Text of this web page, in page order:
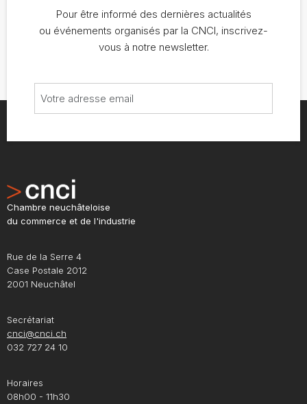
Pour être informé des dernières actualités
ou événements organisés par la CNCI, inscrivez-
vous à notre newsletter.
Chambre neuchâteloise
du commerce et de l'industrie
Rue de la Serre 4
Case Postale 2012
2001 Neuchâtel
Secrétariat
cnci@cnci.ch
032 727 24 10
Horaires
08h00 - 11h30